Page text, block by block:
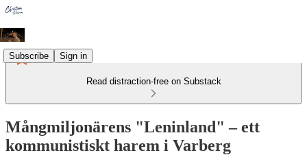
Subscribe Sign in
Read distraction-free on Substack
Mångmiljonärens "Leninland" – ett
kommunistiskt harem i Varberg